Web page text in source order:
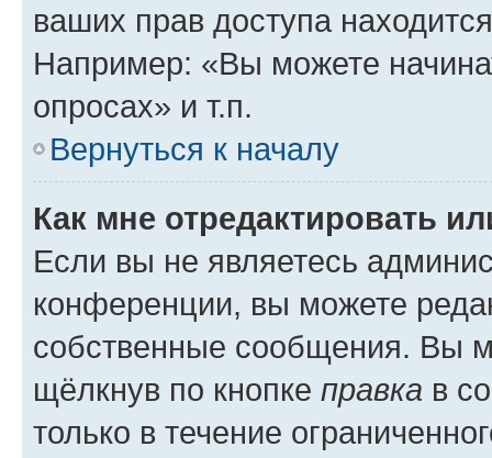
ваших прав доступа
Например: «Вы можете
опросах» и т.п.
Вернуться к началу
Как мне отредактировать
Если вы не являетесь
конференции, вы можете
собственные сообщения. Вы
щёлкнув по кнопке правка в
только в течение